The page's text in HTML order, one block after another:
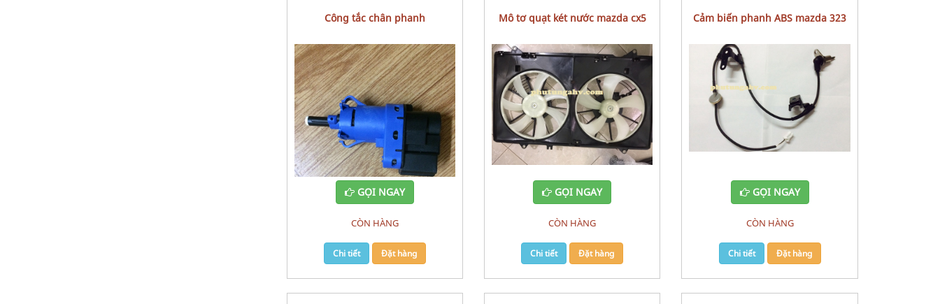
Công tắc chân phanh
GỌI NGAY
CÒN HÀNG
Chi tiết Đặt hàng
mô tơ quạt két nước mazda cx5
GỌI NGAY
CÒN HÀNG
Chi tiết Đặt hàng
Cảm biến phanh ABS mazda 323
GỌI NGAY
CÒN HÀNG
Chi tiết Đặt hàng